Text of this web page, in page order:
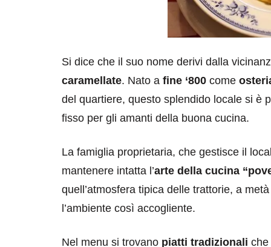
Si dice che il suo nome derivi dalla
caramellate. Nato a fine ‘800 come
del quartiere, questo splendido locale si è
fisso per gli amanti della buona cucina.
La famiglia proprietaria, che gestisce il
mantenere intatta l’arte della cucina
quell’atmosfera tipica delle trattorie, a
l’ambiente così accogliente.
Nel menu si trovano piatti tradizionali che